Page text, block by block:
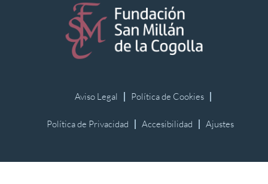
Aviso Legal Política de Cookies
Política de Privacidad Accesibilidad Ajustes